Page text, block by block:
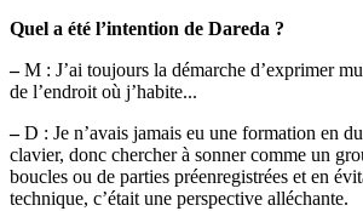
Quel a été l’intention de Dareda ?
–M : J’ai toujours la démarche d’exprimer
de l’endroit où j’habite...
–D : Je n’avais jamais eu une formation en
clavier, donc chercher à sonner comme un
boucles ou de parties préenregistrées et en
technique, c’était une perspective alléchante.